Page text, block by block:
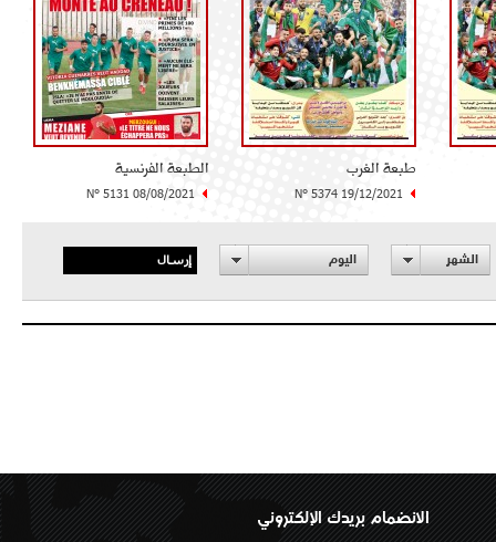
طبعة الغرب
N° 5374 19/12/2021
الطبعة الفرنسية
N° 5131 08/08/2021
الشهر اليوم إرسال
الانضمام بريدك الإلكتروني